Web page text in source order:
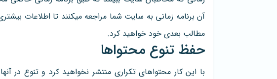
آن برنامه زمانی به سایت شما مراجعه میکنند تا اطلاعات
مطالب بعدی خود خواهید کرد.
حفظ تنوع محتواها
با این کار محتواهای تکراری منتشر نخواهید کرد و تنوع در